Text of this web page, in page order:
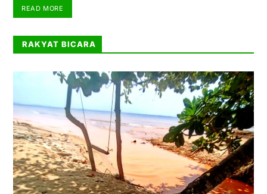
READ MORE
RAKYAT BICARA